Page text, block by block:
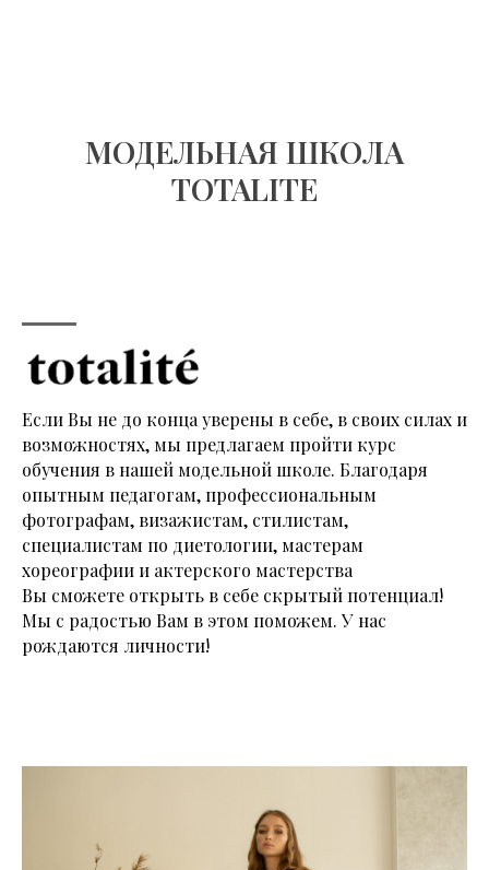
МОДЕЛЬНАЯ ШКОЛА
TOTALITE
Если Вы не до конца уверены в себе, в своих силах и
возможностях, мы предлагаем пройти курс
обучения в нашей модельной школе. Благодаря
опытным педагогам, профессиональным
фотографам, визажистам, стилистам,
специалистам по диетологии, мастерам
хореографии и актерского мастерства
Вы сможете открыть в себе скрытый потенциал!
Мы с радостью Вам в этом поможем. У нас
рождаются личности!